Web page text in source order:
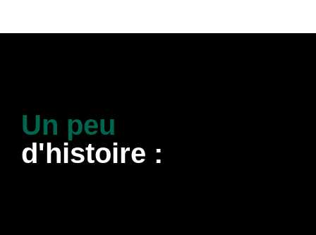
Un peu
d'histoire :